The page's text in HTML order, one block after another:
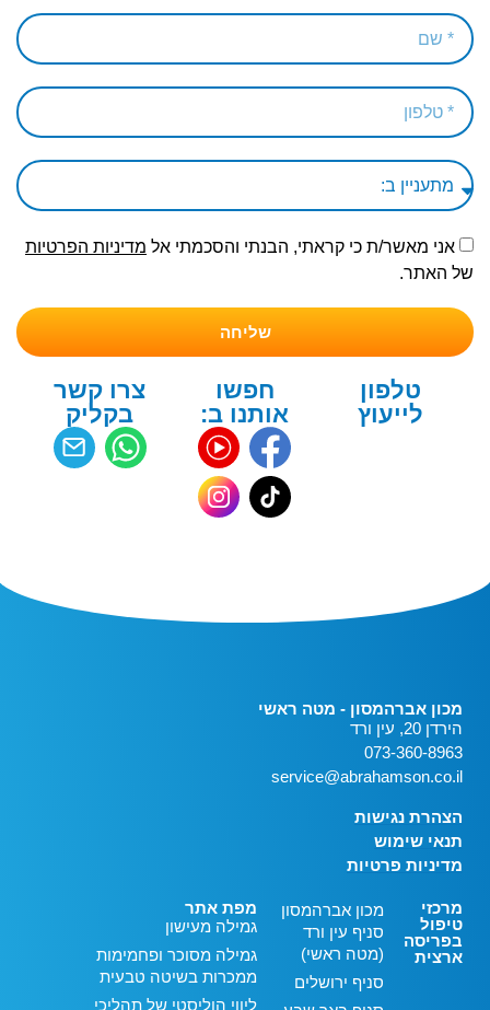
אני מאשר/ת כי קראתי, הבנתי והסכמתי אל מדיניות הפרטיות
של האתר.
שליחה
טלפון
לייעוץ
חפשו
אותנו ב:
צרו קשר
בקליק
מכון אברהמסון - מטה ראשי
הירדן 20, עין ורד
073-360-8963
service@abrahamson.co.il
הצהרת נגישות
תנאי שימוש
מדיניות פרטיות
מרכזי
טיפול
בפריסה
ארצית
מכון אברהמסון
סניף עין ורד
(מטה ראשי)
סניף ירושלים
מפת אתר
גמילה מעישון
גמילה מסוכר ופחמימות
ממכרות בשיטה טבעית
ליווי הוליסטי של תהליכי